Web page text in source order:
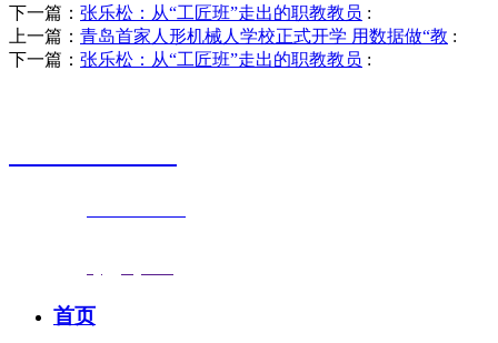
下一篇： 张乐松：从“工匠班”走出的职教教员 :
上一篇： 青岛首家人形机械人学校正式开学 用数据做“教 :
下一篇： 张乐松：从“工匠班”走出的职教教员 :
首页